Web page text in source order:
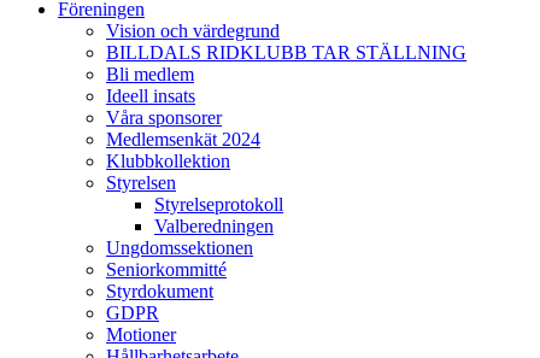
Föreningen
Vision och värdegrund
BILLDALS RIDKLUBB TAR STÄLLNING
Bli medlem
Ideell insats
Våra sponsorer
Medlemsenkät 2024
Klubbkollektion
Styrelsen
Styrelseprotokoll
Valberedningen
Ungdomssektionen
Seniorkommitté
Styrdokument
GDPR
Motioner